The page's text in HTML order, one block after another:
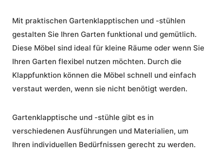
Mit praktischen Gartenklapptischen und -stühlen
gestalten Sie Ihren Garten funktional und gemütlich.
Diese Möbel sind ideal für kleine Räume oder wenn Sie
Ihren Garten flexibel nutzen möchten. Durch die
Klappfunktion können die Möbel schnell und einfach
verstaut werden, wenn sie nicht benötigt werden.
Gartenklapptische und -stühle gibt es in
verschiedenen Ausführungen und Materialien, um
Ihren individuellen Bedürfnissen gerecht zu werden.